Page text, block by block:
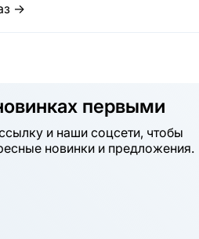
→
первыми
и наши соцсети, чтобы
новинки и предложения.